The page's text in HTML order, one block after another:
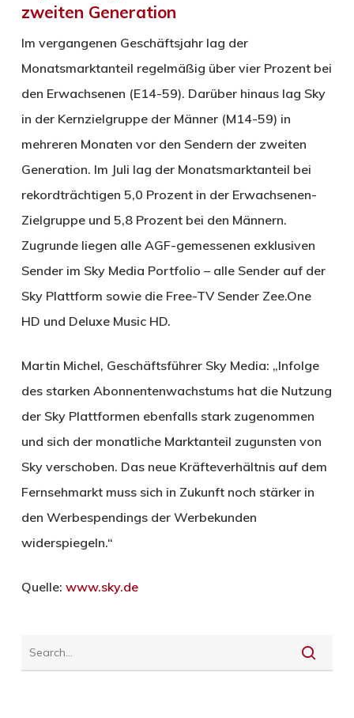
zweiten Generation
Im vergangenen Geschäftsjahr lag der
Monatsmarktanteil regelmäßig über vier Prozent bei
den Erwachsenen (E14-59). Darüber hinaus lag Sky
in der Kernzielgruppe der Männer (M14-59) in
mehreren Monaten vor den Sendern der zweiten
Generation. Im Juli lag der Monatsmarktanteil bei
rekordträchtigen 5,0 Prozent in der Erwachsenen-
Zielgruppe und 5,8 Prozent bei den Männern.
Zugrunde liegen alle AGF-gemessenen exklusiven
Sender im Sky Media Portfolio – alle Sender auf der
Sky Plattform sowie die Free-TV Sender Zee.One
HD und Deluxe Music HD.
Martin Michel, Geschäftsführer Sky Media: „Infolge
des starken Abonnentenwachstums hat die Nutzung
der Sky Plattformen ebenfalls stark zugenommen
und sich der monatliche Marktanteil zugunsten von
Sky verschoben. Das neue Kräfteverhältnis auf dem
Fernsehmarkt muss sich in Zukunft noch stärker in
den Werbespendings der Werbekunden
widerspiegeln.“
Quelle: www.sky.de